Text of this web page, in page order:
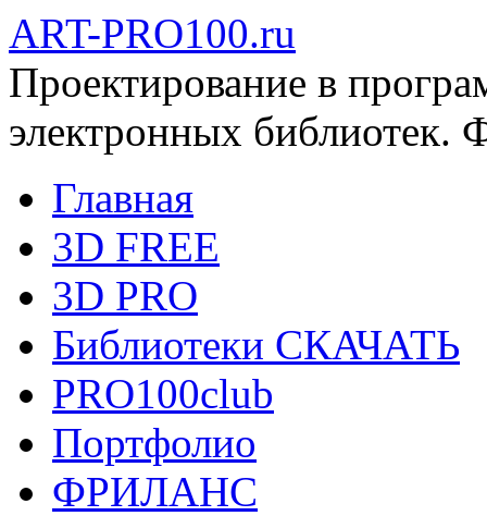
ART-PRO100.ru
Проектирование в
электронных библиотек.
Главная
3D FREE
3D PRO
Библиотеки СКАЧАТЬ
PRO100club
Портфолио
ФРИЛАНС